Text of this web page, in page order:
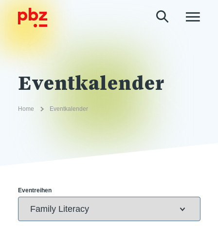
Eventkalender
Home Eventkalender
Eventreihen